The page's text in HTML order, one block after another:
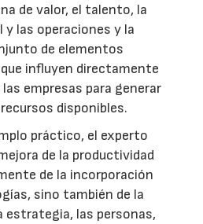
de valor, el talento, la
las operaciones y la
de elementos
influyen directamente
las empresas para generar
disponibles.
práctico, el experto
de la productividad
de la incorporación
sino también de la
estrategia, las personas,